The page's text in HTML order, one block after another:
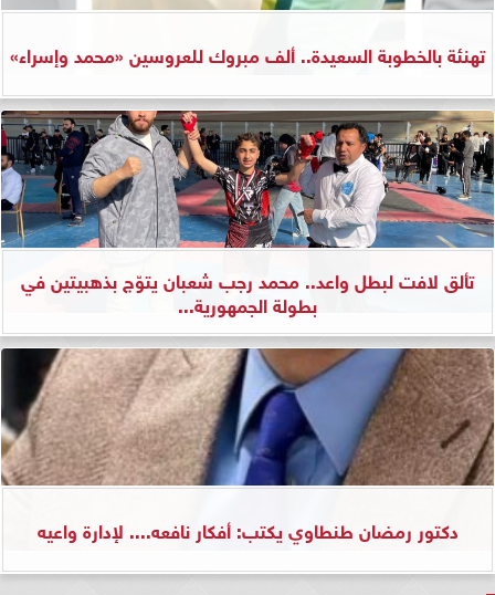
تهنئة بالخطوبة السعيدة.. ألف مبروك للعروسين «محمد وإسراء»
تألق لافت لبطل واعد.. محمد رجب شعبان يتوّج بذهبيتين في
بطولة الجمهورية...
دكتور رمضان طنطاوي يكتب: أفكار نافعه.... لإدارة واعيه